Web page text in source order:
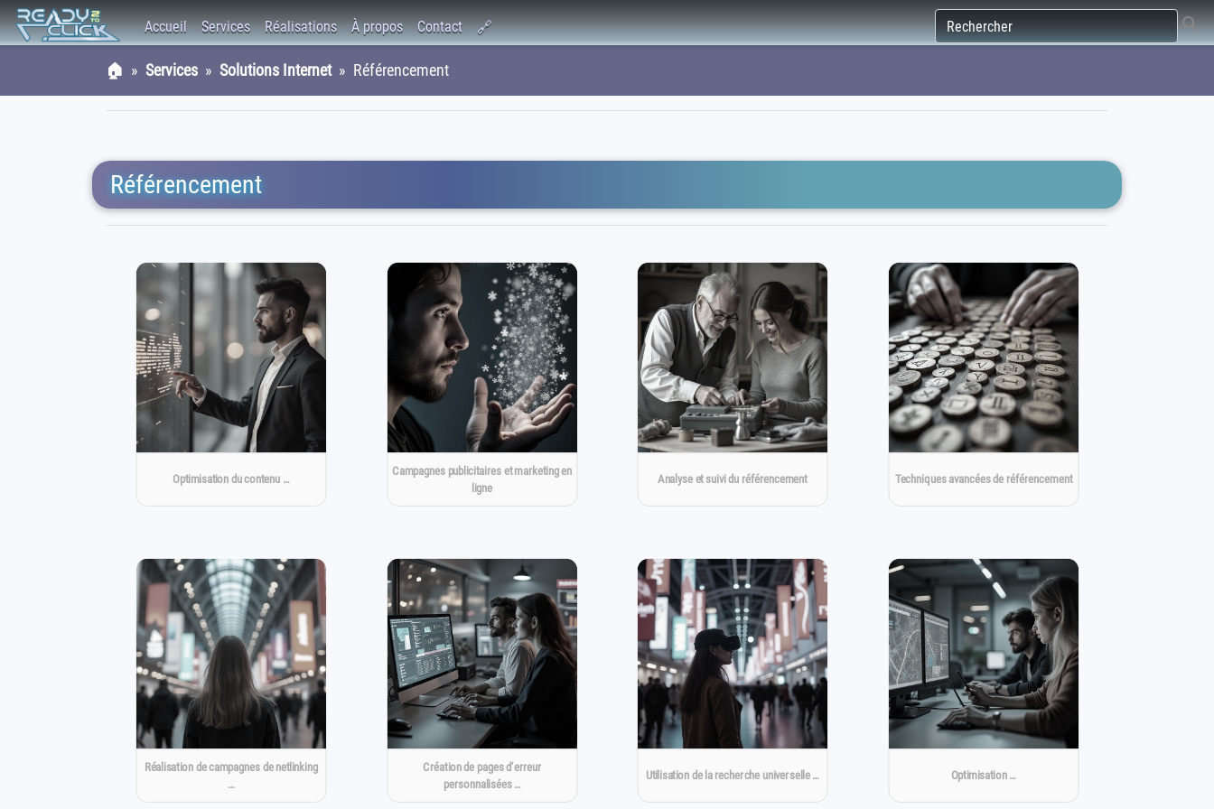
Accueil Services Réalisations À propos Contact 🔗
🏠 » Services » Solutions Internet» Référencement
Référencement
Optimisation du contenu …
Campagnes publicitaires et marketing en
ligne
Analyse et suivi du référencement Techniques avancées de référencement
Réalisation de campagnes de netlinking
…
Création de pages d'erreur
personnalisées …
Utilisation de la recherche universelle … Optimisation …